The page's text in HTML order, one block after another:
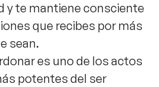
y te mantiene consciente
que recibes por más
sean.
es uno de los actos
potentes del ser